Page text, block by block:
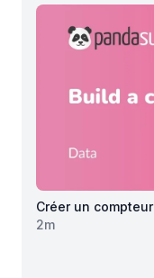
Créer un compteur
2m